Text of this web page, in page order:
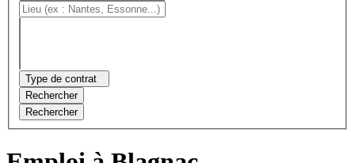
Type de contrat
Rechercher
Rechercher